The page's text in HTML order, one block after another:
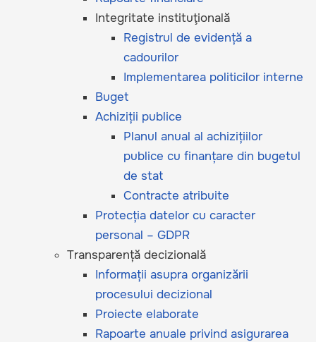
Integritate instituţională
Registrul de evidență a
cadourilor
Implementarea politicilor interne
Buget
Achiziții publice
Planul anual al achizițiilor
publice cu finanțare din bugetul
de stat
Contracte atribuite
Protecția datelor cu caracter
personal – GDPR
Transparență decizională
Informații asupra organizării
procesului decizional
Proiecte elaborate
Rapoarte anuale privind asigurarea